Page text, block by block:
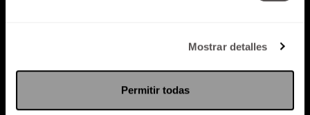
Mostrar detalles
Permitir todas
Política de Privacidad
PODCAST RADIO MARTHA EVENTOS
SACA TU ID